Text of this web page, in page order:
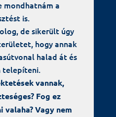
mondhatnám a
is.
de sikerült úgy
hogy annak
halad át és
telepíteni.
vannak,
Fog ez
valaha? Vagy nem